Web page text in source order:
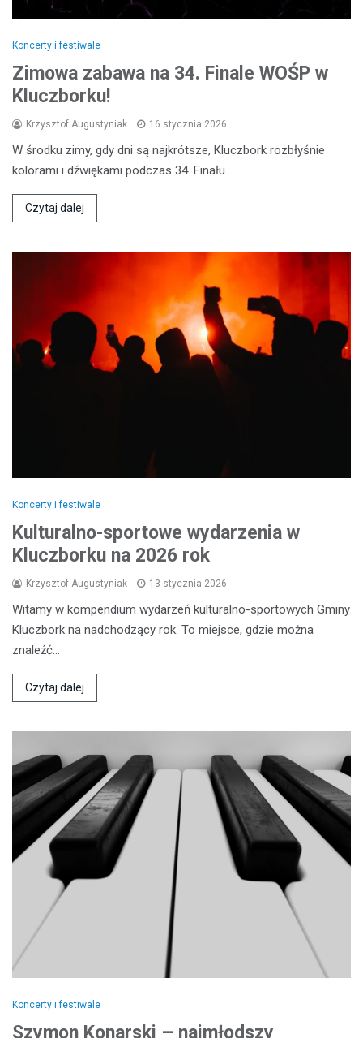
Koncerty i festiwale
Zimowa zabawa na 34. Finale WOŚP w
Kluczborku!
Krzysztof Augustyniak 16 stycznia 2026
W środku zimy, gdy dni są najkrótsze, Kluczbork rozbłyśnie
kolorami i dźwiękami podczas 34. Finału…
Czytaj dalej
Koncerty i festiwale
Kulturalno-sportowe wydarzenia w
Kluczborku na 2026 rok
Krzysztof Augustyniak 13 stycznia 2026
Witamy w kompendium wydarzeń kulturalno-sportowych Gminy
Kluczbork na nadchodzący rok. To miejsce, gdzie można
znaleźć…
Czytaj dalej
Koncerty i festiwale
Szymon Konarski – najmłodszy